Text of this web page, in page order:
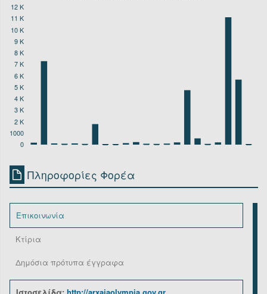
0
1000
2 K
3 K
4 K
5 K
6 K
7 K
8 K
9 K
10 K
11 K
12 K
Πληροφορίες Φορέα
Επικοινωνία
Κτίρια
Δημόσια πρότυπα έγγραφα